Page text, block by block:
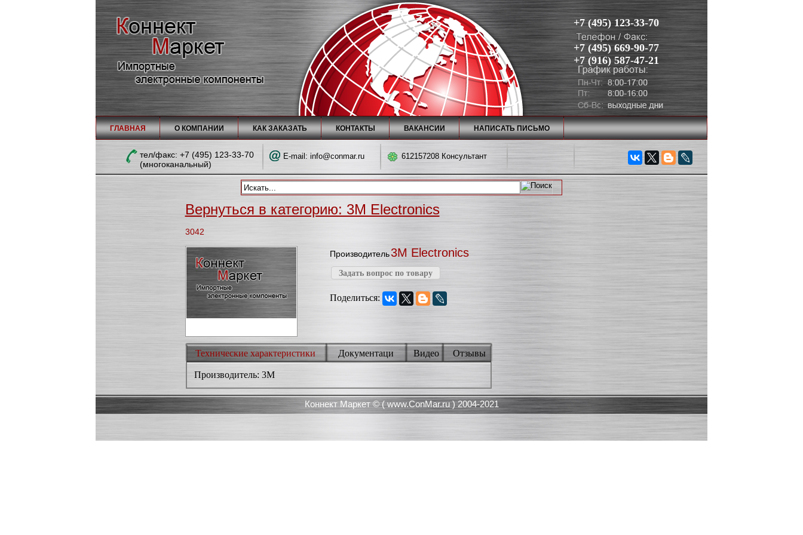
+7 (495) 123-33-70
+7 (495) 669-90-77
+7 (916) 587-47-21
ГЛАВНАЯ О КОМПАНИИ КАК ЗАКАЗАТЬ КОНТАКТЫ ВАКАНСИИ НАПИСАТЬ ПИСЬМО
тел/факc: +7 (495) 123-33-70
(многоканальный)
E-mail: info@conmar.ru 612157208 Консультант
Вернуться в категорию: 3M Electronics
3042
Производитель3M Electronics
Задать вопрос по товару
Поделиться:
Технические характеристики Документаци Видео Отзывы
Производитель: 3M
Коннект Маркет © (www.ConMar.ru) 2004-2021